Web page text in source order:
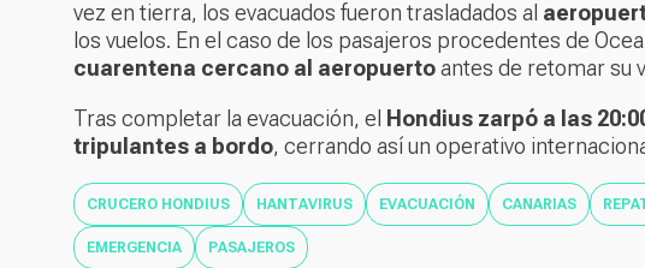
vez en tierra, los evacuados fueron trasladados al
los vuelos. En el caso de los pasajeros procedentes de
cuarentena cercano al aeropuertoantes de retomar su
Tras completar la evacuación, el Hondius zarpó a las
tripulantes a bordo, cerrando así un operativo
CRUCERO HONDIUS HANTAVIRUS EVACUACIÓN CANARIAS
EMERGENCIA PASAJEROS